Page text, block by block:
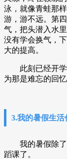
泳，就像青蛙那
游，游不远。第
气，把头潜入水
没有学会换气，
大的提高。
此刻已经开学
为那是难忘的回忆
3.我的暑假生活
我的暑假除了
蹈课了。